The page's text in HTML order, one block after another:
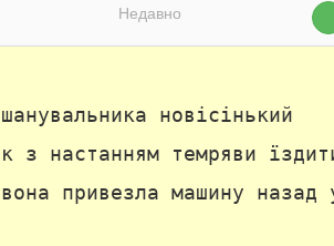
Недавно
новісінький
з настанням темряви
привезла машину назад